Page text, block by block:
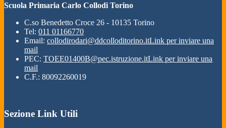
Scuola Primaria Carlo Collodi Torino
C.so Benedetto Croce 26 - 10135 Torino
Tel: 011 01166770
Email: collodirodari@ddcolloditorino.itLink per inviare una
mail
PEC: TOEE01400B@pec.istruzione.itLink per inviare una
mail
C.F.: 80092260019
Sezione Link Utili